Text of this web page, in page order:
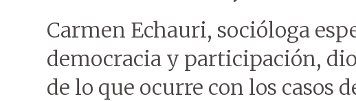
Carmen Echauri, socióloga
democracia y participación,
de lo que ocurre con los casos